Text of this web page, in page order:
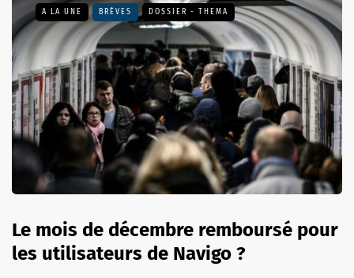
A LA UNE BRÈVES DOSSIER - THEMA
Le mois de décembre remboursé pour
les utilisateurs de Navigo ?